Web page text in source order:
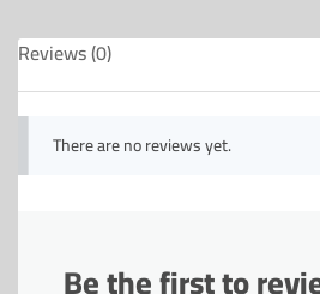
Reviews (0)
There are no reviews yet.